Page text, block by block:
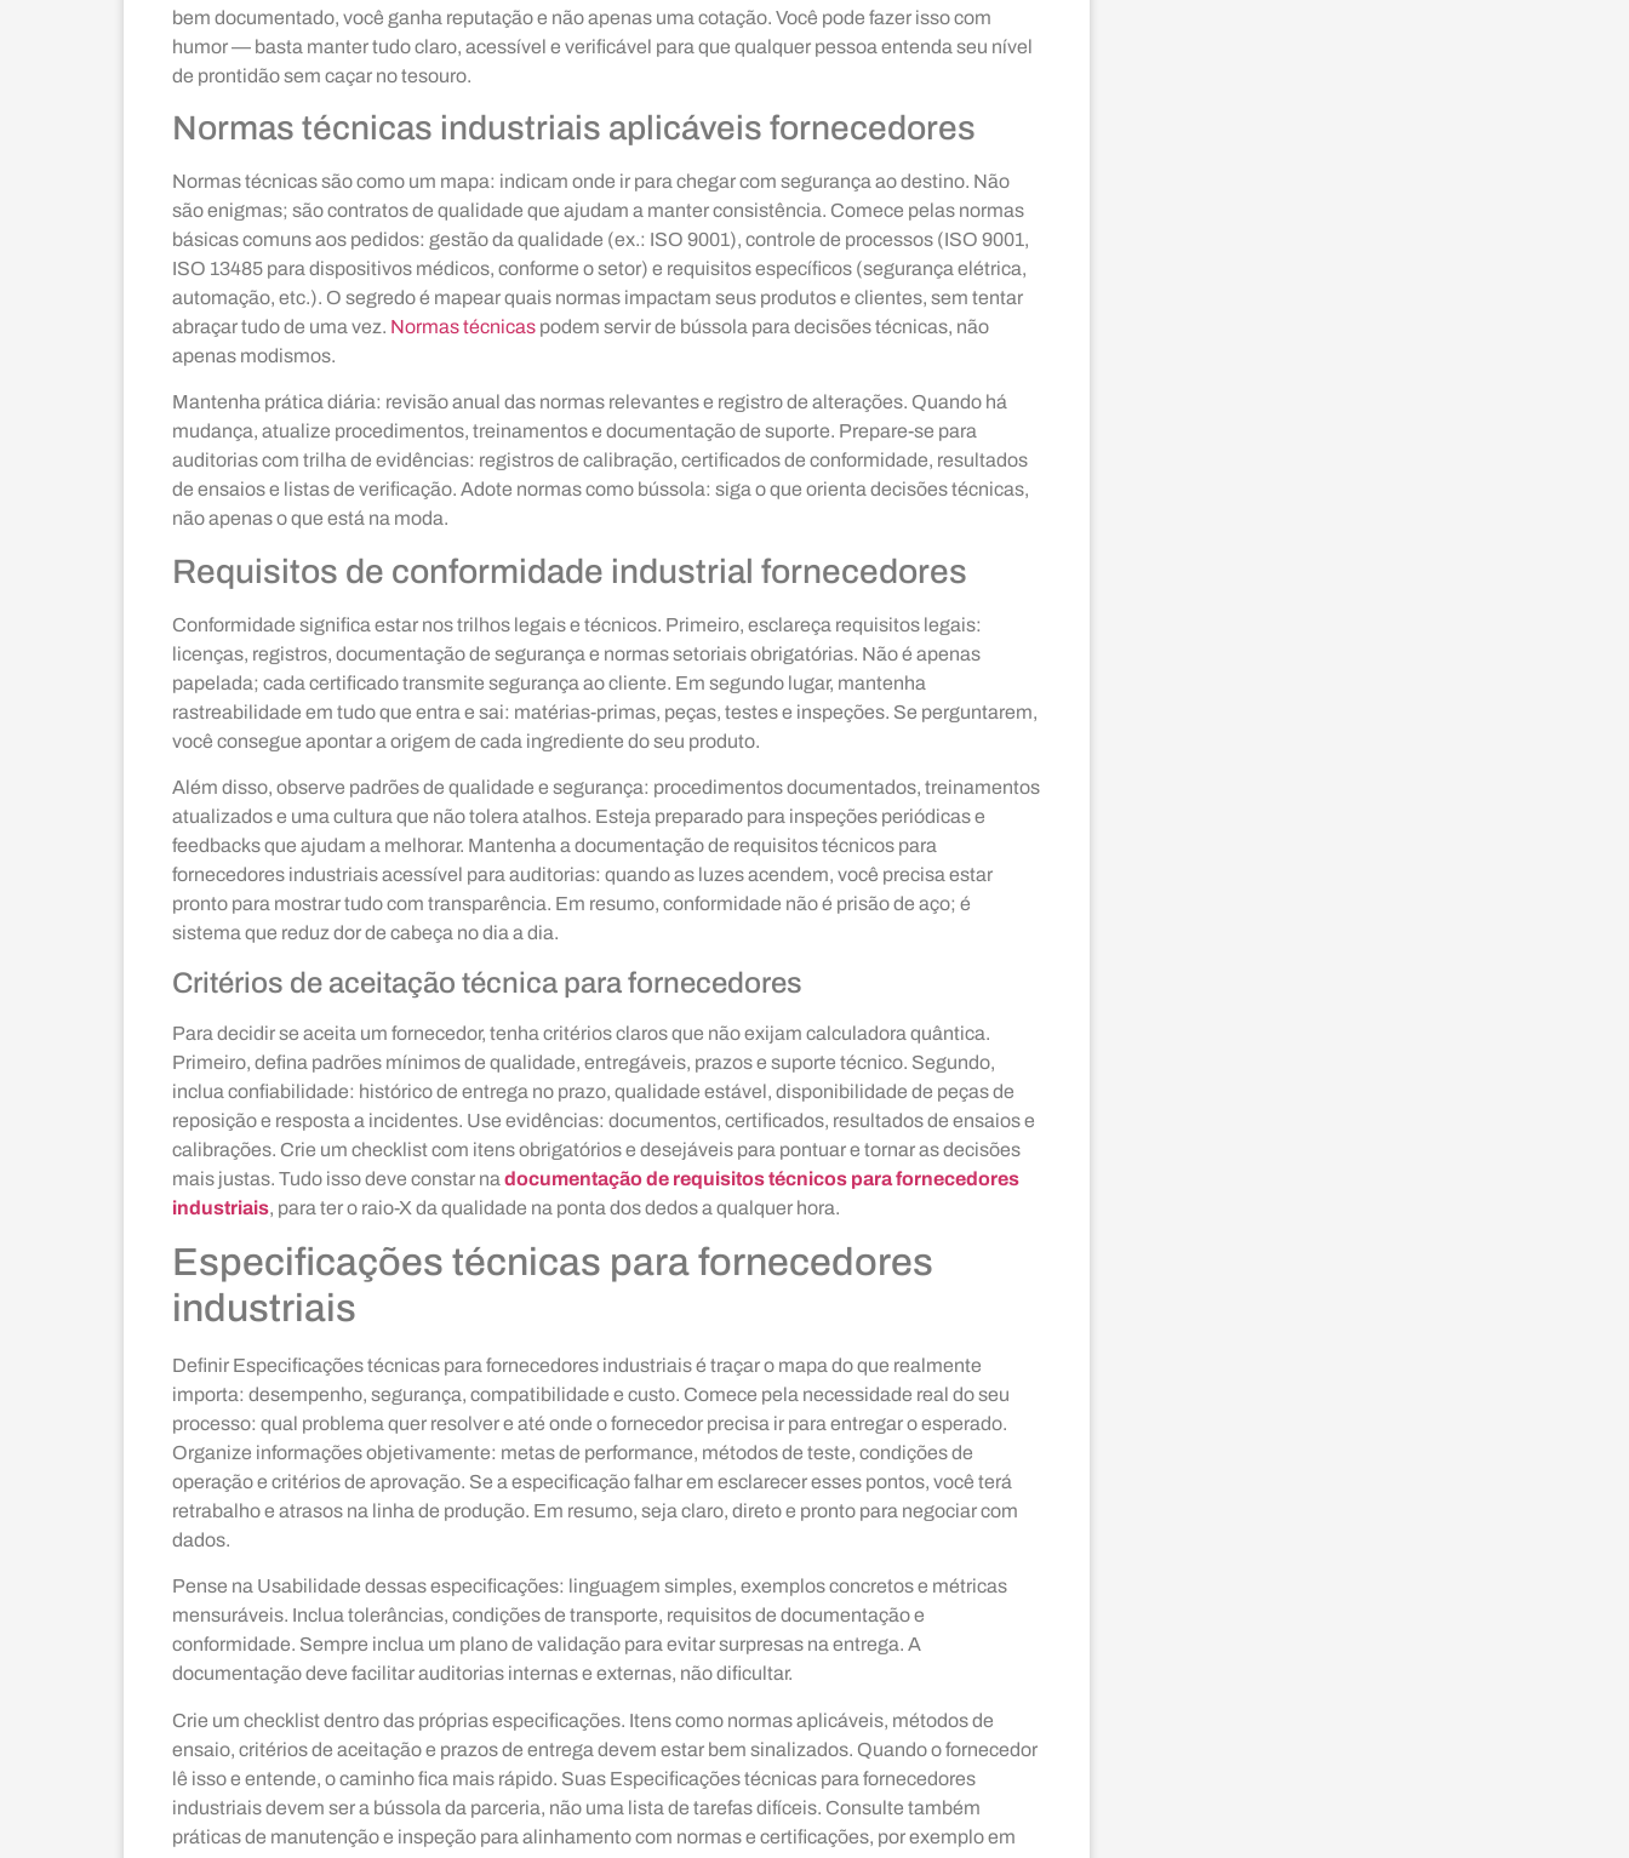
bem documentado, você ganha reputação e não apenas uma cotação. Você pode fazer isso com
humor — basta manter tudo claro, acessível e verificável para que qualquer pessoa entenda seu nível
de prontidão sem caçar no tesouro.
Normas técnicas industriais aplicáveis fornecedores
Normas técnicas são como um mapa: indicam onde ir para chegar com segurança ao destino. Não
são enigmas; são contratos de qualidade que ajudam a manter consistência. Comece pelas normas
básicas comuns aos pedidos: gestão da qualidade (ex.: ISO 9001), controle de processos (ISO 9001,
ISO 13485 para dispositivos médicos, conforme o setor) e requisitos específicos (segurança elétrica,
automação, etc.). O segredo é mapear quais normas impactam seus produtos e clientes, sem tentar
abraçar tudo de uma vez. Normas técnicas podem servir de bússola para decisões técnicas, não
apenas modismos.
Mantenha prática diária: revisão anual das normas relevantes e registro de alterações. Quando há
mudança, atualize procedimentos, treinamentos e documentação de suporte. Prepare-se para
auditorias com trilha de evidências: registros de calibração, certificados de conformidade, resultados
de ensaios e listas de verificação. Adote normas como bússola: siga o que orienta decisões técnicas,
não apenas o que está na moda.
Requisitos de conformidade industrial fornecedores
Conformidade significa estar nos trilhos legais e técnicos. Primeiro, esclareça requisitos legais:
licenças, registros, documentação de segurança e normas setoriais obrigatórias. Não é apenas
papelada; cada certificado transmite segurança ao cliente. Em segundo lugar, mantenha
rastreabilidade em tudo que entra e sai: matérias-primas, peças, testes e inspeções. Se perguntarem,
você consegue apontar a origem de cada ingrediente do seu produto.
Além disso, observe padrões de qualidade e segurança: procedimentos documentados, treinamentos
atualizados e uma cultura que não tolera atalhos. Esteja preparado para inspeções periódicas e
feedbacks que ajudam a melhorar. Mantenha a documentação de requisitos técnicos para
fornecedores industriais acessível para auditorias: quando as luzes acendem, você precisa estar
pronto para mostrar tudo com transparência. Em resumo, conformidade não é prisão de aço; é
sistema que reduz dor de cabeça no dia a dia.
Critérios de aceitação técnica para fornecedores
Para decidir se aceita um fornecedor, tenha critérios claros que não exijam calculadora quântica.
Primeiro, defina padrões mínimos de qualidade, entregáveis, prazos e suporte técnico. Segundo,
inclua confiabilidade: histórico de entrega no prazo, qualidade estável, disponibilidade de peças de
reposição e resposta a incidentes. Use evidências: documentos, certificados, resultados de ensaios e
calibrações. Crie um checklist com itens obrigatórios e desejáveis para pontuar e tornar as decisões
mais justas. Tudo isso deve constar na documentação de requisitos técnicos para fornecedores
industriais, para ter o raio-X da qualidade na ponta dos dedos a qualquer hora.
Especificações técnicas para fornecedores
industriais
Definir Especificações técnicas para fornecedores industriais é traçar o mapa do que realmente
importa: desempenho, segurança, compatibilidade e custo. Comece pela necessidade real do seu
processo: qual problema quer resolver e até onde o fornecedor precisa ir para entregar o esperado.
Organize informações objetivamente: metas de performance, métodos de teste, condições de
operação e critérios de aprovação. Se a especificação falhar em esclarecer esses pontos, você terá
retrabalho e atrasos na linha de produção. Em resumo, seja claro, direto e pronto para negociar com
dados.
Pense na Usabilidade dessas especificações: linguagem simples, exemplos concretos e métricas
mensuráveis. Inclua tolerâncias, condições de transporte, requisitos de documentação e
conformidade. Sempre inclua um plano de validação para evitar surpresas na entrega. A
documentação deve facilitar auditorias internas e externas, não dificultar.
Crie um checklist dentro das próprias especificações. Itens como normas aplicáveis, métodos de
ensaio, critérios de aceitação e prazos de entrega devem estar bem sinalizados. Quando o fornecedor
lê isso e entende, o caminho fica mais rápido. Suas Especificações técnicas para fornecedores
industriais devem ser a bússola da parceria, não uma lista de tarefas difíceis. Consulte também
práticas de manutenção e inspeção para alinhamento com normas e certificações, por exemplo em